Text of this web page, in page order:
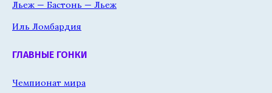
Льеж — Бастонь — Льеж
Иль Ломбардия
ГЛАВНЫЕ ГОНКИ
Чемпионат мира